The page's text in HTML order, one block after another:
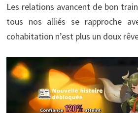
Les relations avancent de bon
tous nos alliés se rapproche
cohabitation n’est plus un doux